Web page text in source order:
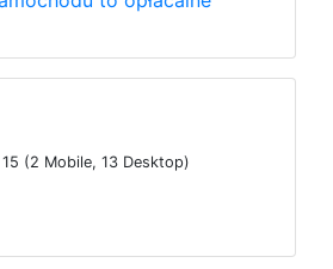
(2 Mobile, 13 Desktop)